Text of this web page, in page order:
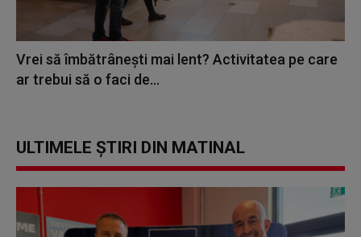
Vrei să îmbătrânești mai lent? Activitatea pe care
ar trebui să o faci de...
ULTIMELE ȘTIRI DIN MATINAL